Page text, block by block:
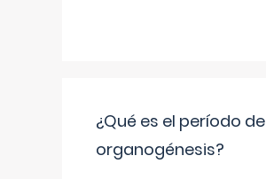
¿Qué es el período de
organogénesis?